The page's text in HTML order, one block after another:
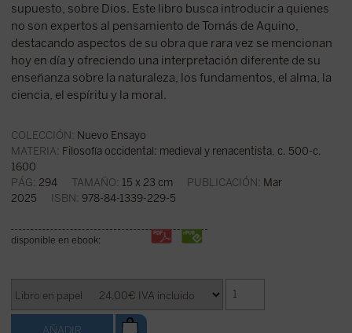
supuesto, sobre Dios. Este libro busca introducir a quienes
no son expertos al pensamiento de Tomás de Aquino,
destacando aspectos de su obra que rara vez se mencionan
hoy en día y ofreciendo una interpretación diferente de su
enseñanza sobre la naturaleza, los fundamentos, el alma, la
ciencia, el espíritu y la moral.
COLECCIÓN: Nuevo Ensayo
MATERIA: Filosofía occidental: medieval y renacentista, c. 500-c.
1600
PÁG: 294 TAMAÑO: 15 x 23 cm PUBLICACIÓN: Mar
2025 ISBN: 978-84-1339-229-5
disponible en ebook: